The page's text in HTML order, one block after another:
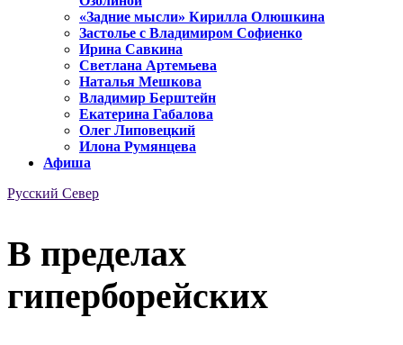
«Задние мысли» Кирилла Олюшкина
Застолье с Владимиром Софиенко
Ирина Савкина
Светлана Артемьева
Наталья Мешкова
Владимир Берштейн
Екатерина Габалова
Олег Липовецкий
Илона Румянцева
Афиша
Русский Север
В пределах
гиперборейских